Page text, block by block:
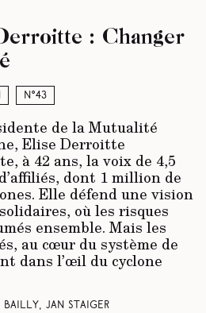
N°43
: Changer
de la Mutualité
Elise Derroitte
à 42 ans, la voix de 4,5
dont 1 million de
Elle défend une vision
où les risques
ensemble. Mais les
au cœur du système de
dans l’œil du cyclone
Bailly, Jan Staiger